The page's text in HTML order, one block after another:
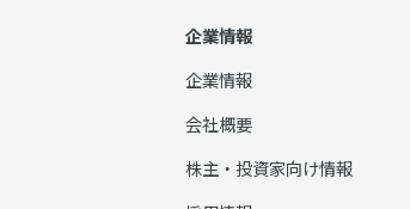
企業情報
企業情報
会社概要
株主・投資家向け情報